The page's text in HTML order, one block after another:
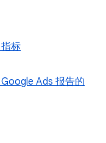
标
Ads 报告的